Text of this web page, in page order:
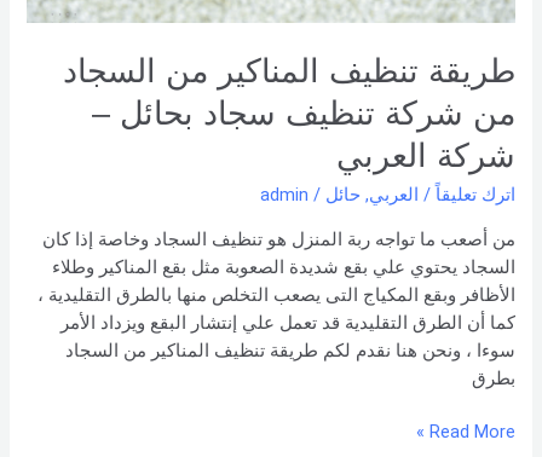
طريقة تنظيف المناكير من السجاد
من شركة تنظيف سجاد بحائل –
شركة العربي
اترك تعليقاً / العربي, حائل /
admin
من أصعب ما تواجه ربة المنزل هو تنظيف السجاد وخاصة إذا كان
السجاد يحتوي علي بقع شديدة الصعوبة مثل بقع المناكير وطلاء
الأظافر وبقع المكياج التى يصعب التخلص منها بالطرق التقليدية ،
كما أن الطرق التقليدية قد تعمل علي إنتشار البقع ويزداد الأمر
سوءا ، ونحن هنا نقدم لكم طريقة تنظيف المناكير من السجاد
بطرق
شركة
Read More »